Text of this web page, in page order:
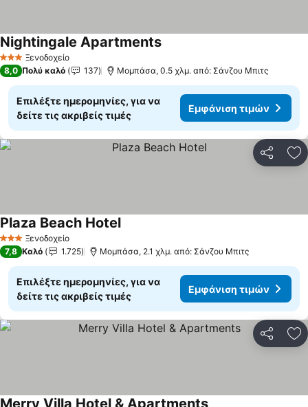
3 ΑστέριαΞενοδοχείο
Nightingale Apartments
8,0 Πολύ καλό 137 Μομπάσα, 0.5 χλμ. από: Σάνζου Μπιτς
Επιλέξτε ημερομηνίες, για να
δείτε τις ακριβείς τιμές
Εμφάνιση τιμών
3 ΑστέριαΞενοδοχείο
Plaza Beach Hotel
7,8 Καλό 1.725 Μομπάσα, 2.1 χλμ. από: Σάνζου Μπιτς
Επιλέξτε ημερομηνίες, για να
δείτε τις ακριβείς τιμές
Εμφάνιση τιμών
Merry Villa Hotel & Apartments